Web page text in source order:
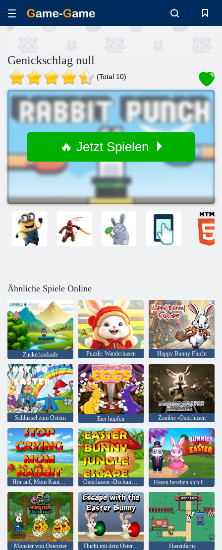
Genickschlag null
(Total 10)
🔥 Jetzt Spielen
Ähnliche Spiele Online
Zuckerkaskade Puzzle: Wanderhasen Happy Bunny Flucht
Schlüssel zum Ostern Eier hüpfen Zombie -Osterhasen
Hör auf, Mom Kaninchen zu weinen Osterhasen -Dschungel -Flucht Hasen bereiten sich für Ostern vor
Monster von Ostereier Flucht mit dem Osterhasen Hasenfarm